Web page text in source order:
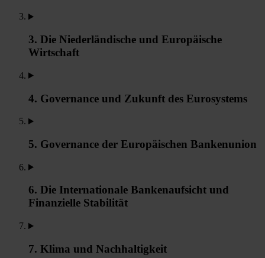
3. Die Niederländische und Europäische
Wirtschaft
4. Governance und Zukunft des Eurosystems
5. Governance der Europäischen Bankenunion
6. Die Internationale Bankenaufsicht und
Finanzielle Stabilität
7. Klima und Nachhaltigkeit